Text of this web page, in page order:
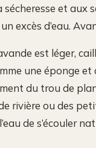
et aux
excès d’eau.
est léger,
une éponge
du trou de
rivière ou des
de s’écouler